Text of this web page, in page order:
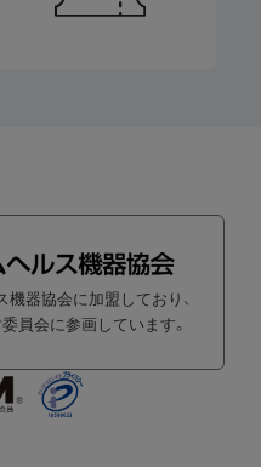
器協会に加盟しており、
員会に参画しています。